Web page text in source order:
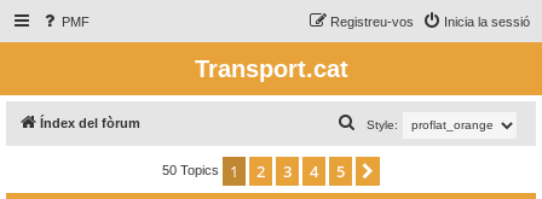
PMF Inicia la sessió
Registreu-vos
Transport.cat
Índex del fòrum Style:
e
50 Topics 1 2 3 4 5